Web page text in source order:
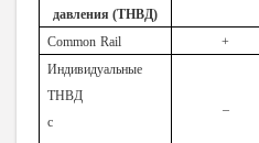
давления (ТНВД)
Common Rail +
Индивидуальные
ТНВД
с
–